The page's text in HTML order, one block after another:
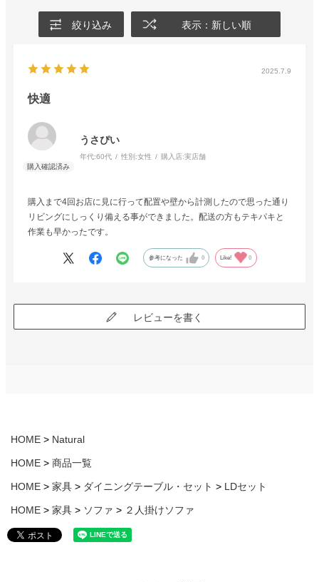
絞り込み 表示：新しい順
2025.7.9
快適
うさぴい
年代:60代 性別:女性 購入店:実店舗
購入まで4回お店に見に行って配置や壁から計測したので思った通り
リビングにしっくり備える事ができました。配送の方もテキパキと
作業も早かったです。
参考になった 0 Like! 0
レビューを書く
HOME Natural
HOME 商品一覧
HOME 家具 ダイニングテーブル・セット LDセット
HOME 家具 ソファ ２人掛けソファ